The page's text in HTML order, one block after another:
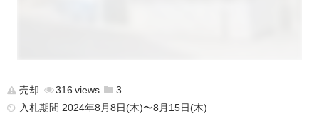
売却 316
3
入札期間 2024年8月8日(木)〜8月15日(木)